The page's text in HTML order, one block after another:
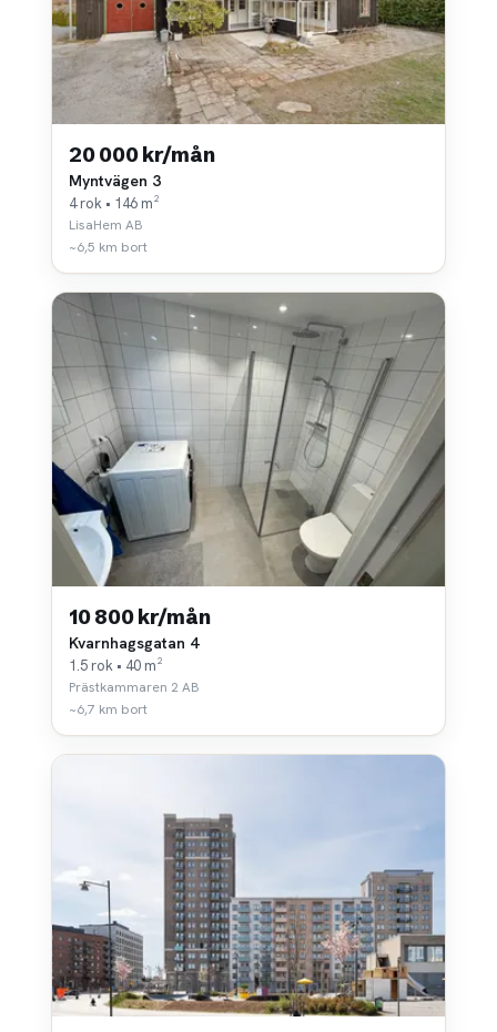
20 000 kr/mån
Myntvägen 3
4 rok • 146 m²
LisaHem AB
~6,5 km bort
10 800 kr/mån
Kvarnhagsgatan 4
1.5 rok • 40 m²
Prästkammaren 2 AB
~6,7 km bort